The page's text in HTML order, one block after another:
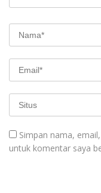
Simpan nama,
untuk komentar saya